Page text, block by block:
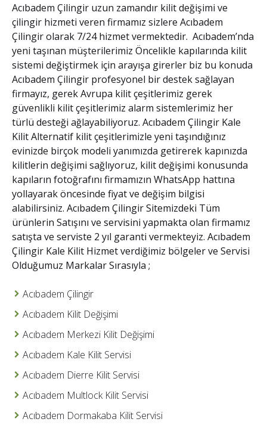
Acıbadem Çilingir uzun zamandır kilit değişimi ve
çilingir hizmeti veren firmamız sizlere Acıbadem
Çilingirolarak 7/24 hizmet vermektedir. Acıbadem’nda
yeni taşınan müşterilerimiz Öncelikle kapılarında kilit
sistemi değiştirmek için arayışa girerler biz bu konuda
Acıbadem Çilingir profesyonel bir destek sağlayan
firmayız, gerek Avrupa kilit çeşitlerimiz gerek
güvenlikli kilit çeşitlerimiz alarm sistemlerimiz her
türlü desteği ağlayabiliyoruz. Acıbadem Çilingir Kale
KilitAlternatif kilit çeşitlerimizle yeni taşındığınız
evinizde birçok modeli yanımızda getirerek kapınızda
kilitlerin değişimi sağlıyoruz, kilit değişimi konusunda
kapıların fotoğrafını firmamızın WhatsApp hattına
yollayarak öncesinde fiyat ve değişim bilgisi
alabilirsiniz. Acıbadem ÇilingirSitemizdeki Tüm
ürünlerin Satışını ve servisini yapmakta olan firmamız
satışta ve serviste 2 yıl garanti vermekteyiz. Acıbadem
Çilingir Kale Kilit Hizmet verdiğimiz bölgeler ve Servisi
Olduğumuz Markalar Sırasıyla ;
Acıbadem Çilingir
Acıbadem Kilit Değişimi
Acıbadem Merkezi Kilit Değişimi
Acıbadem Kale Kilit Servisi
Acıbadem Dierre Kilit Servisi
Acıbadem Multlock Kilit Servisi
Acıbadem Dormakaba Kilit Servisi